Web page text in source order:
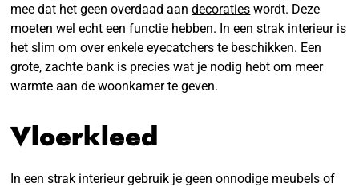
mee dat het geen overdaad aandecoraties wordt. Deze
moeten wel echt een functie hebben. In een strak interieur is
het slim om over enkele eyecatchers te beschikken. Een
grote, zachte bank is precies wat je nodig hebt om meer
warmte aan de woonkamer te geven.
Vloerkleed
In een strak interieur gebruik je geen onnodige meubels of